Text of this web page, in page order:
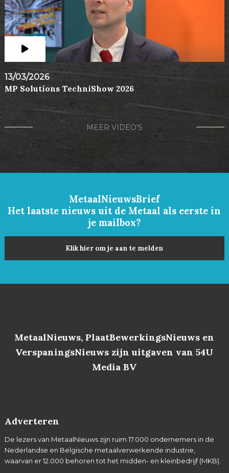
13/03/2026
MP Solutions TechniShow 2026
MEER VIDEO'S
MetaalNieuwsBrief
Het laatste nieuws uit de Metaal als eerste in
je mailbox?
Klik hier om je aan te melden
MetaalNieuws, PlaatBewerkingsNieuws en
VerspaningsNieuws zijn uitgaven van 54U
Media BV
Adverteren
De lezers van MetaalNieuws zijn ruim 17.000 ondernemers in de
Nederlandse en Belgische metaalverwerkende industrie,
waarvan er 12.000 behoren tot het midden- en kleinbedrijf (MKB).